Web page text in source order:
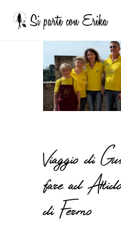
Viaggio di
fare ad
di Fermo